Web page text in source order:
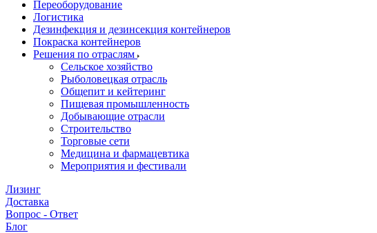
Переоборудование
Логистика
Дезинфекция и дезинсекция контейнеров
Покраска контейнеров
Решения по отраслям
Сельское хозяйство
Рыболовецкая отрасль
Общепит и кейтеринг
Пищевая промышленность
Добывающие отрасли
Строительство
Торговые сети
Медицина и фармацевтика
Мероприятия и фестивали
Лизинг
Доставка
Вопрос - Ответ
Блог